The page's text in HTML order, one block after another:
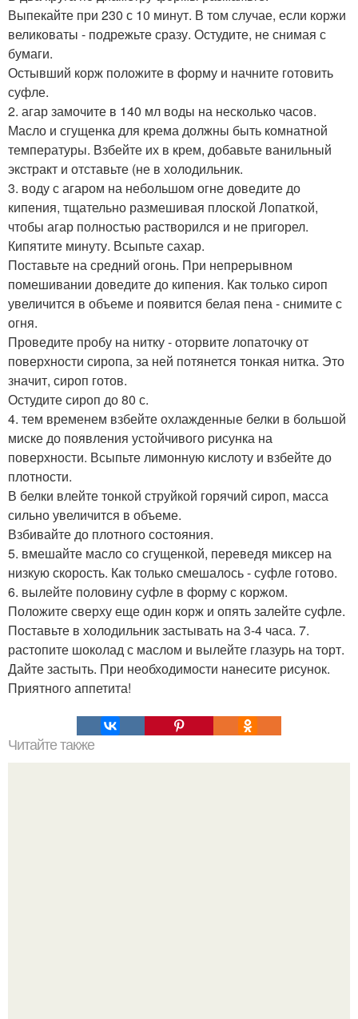
Выпекайте при 230 с 10 минут. В том случае, если коржи
великоваты - подрежьте сразу. Остудите, не снимая с
бумаги.
Остывший корж положите в форму и начните готовить
суфле.
2. агар замочите в 140 мл воды на несколько часов.
Масло и сгущенка для крема должны быть комнатной
температуры. Взбейте их в крем, добавьте ванильный
экстракт и отставьте (не в холодильник.
3. воду с агаром на небольшом огне доведите до
кипения, тщательно размешивая плоской Лопаткой,
чтобы агар полностью растворился и не пригорел.
Кипятите минуту. Всыпьте сахар.
Поставьте на средний огонь. При непрерывном
помешивании доведите до кипения. Как только сироп
увеличится в объеме и появится белая пена - снимите с
огня.
Проведите пробу на нитку - оторвите лопаточку от
поверхности сиропа, за ней потянется тонкая нитка. Это
значит, сироп готов.
Остудите сироп до 80 с.
4. тем временем взбейте охлажденные белки в большой
миске до появления устойчивого рисунка на
поверхности. Всыпьте лимонную кислоту и взбейте до
плотности.
В белки влейте тонкой струйкой горячий сироп, масса
сильно увеличится в объеме.
Взбивайте до плотного состояния.
5. вмешайте масло со сгущенкой, переведя миксер на
низкую скорость. Как только смешалось - суфле готово.
6. вылейте половину суфле в форму с коржом.
Положите сверху еще один корж и опять залейте суфле.
Поставьте в холодильник застывать на 3-4 часа. 7.
растопите шоколад с маслом и вылейте глазурь на торт.
Дайте застыть. При необходимости нанесите рисунок.
Приятного аппетита!
Читайте также